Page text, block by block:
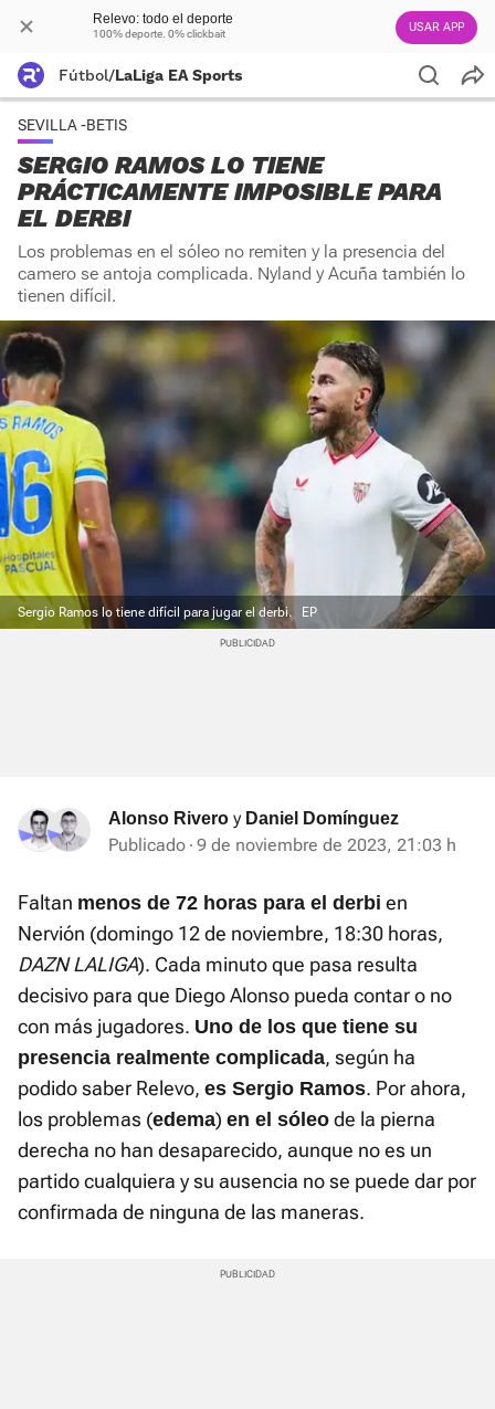
Relevo: todo el deporte
100% deporte. 0% clickbait USAR APP
Fútbol/LaLiga EA Sports
SEVILLA -BETIS
SERGIO RAMOS LO TIENE
PRÁCTICAMENTE IMPOSIBLE PARA
EL DERBI
Los problemas en el sóleo no remiten y la presencia del
camero se antoja complicada. Nyland y Acuña también lo
tienen difícil.
Sergio Ramos lo tiene difícil para jugar el derbi. EP
Alonso Rivero y Daniel Domínguez
Publicado 9 de noviembre de 2023, 21:03 h
Faltan menos de 72 horas para el derbi en
Nervión (domingo 12 de noviembre, 18:30 horas,
DAZN LALIGA). Cada minuto que pasa resulta
decisivo para que Diego Alonso pueda contar o no
con más jugadores. Uno de los que tiene su
presencia realmente complicada, según ha
podido saber Relevo, es Sergio Ramos. Por ahora,
los problemas (edema) en el sóleo de la pierna
derecha no han desaparecido, aunque no es un
partido cualquiera y su ausencia no se puede dar por
confirmada de ninguna de las maneras.